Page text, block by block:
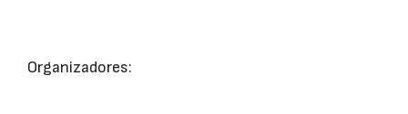
Organizadores: